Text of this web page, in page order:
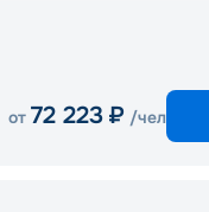
от 72 223 ₽ /чел